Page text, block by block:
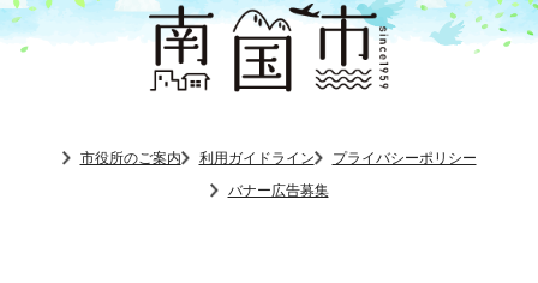
市役所のご案内 利用ガイドライン
プライバシーポリシー
バナー広告募集